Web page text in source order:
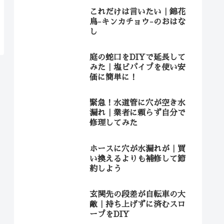
これだけは言いたい｜錦花
鳥-キンカチョウ-のおはな
し
庭の蛇口をDIYで延長して
みた｜塩ビパイプを使い安
価に簡単に！
緊急！水道管に穴が空き水
漏れ｜業者に頼らず自分で
修理してみた
ホースに穴が水漏れが｜買
い換えるよりも補修して節
約しよう
玄関先の段差が自転車の大
敵｜持ち上げずに済むスロ
ープをDIY